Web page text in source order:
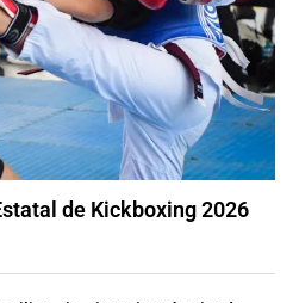
de Kickboxing 2026